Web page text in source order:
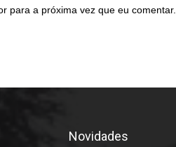
para a próxima vez que eu comentar.
Novidades